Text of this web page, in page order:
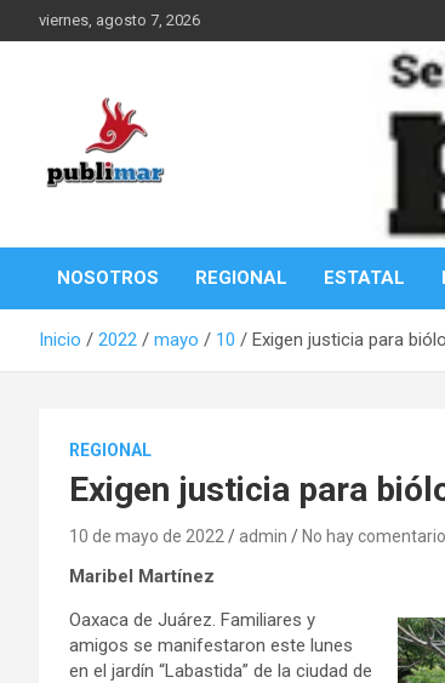
al
viernes, agosto 7, 2026
PubliMar
NOSOTROS REGIONAL ESTATAL
Inicio 2022 mayo 10 Exigen justicia para
REGIONAL
Exigen justicia para
10 de mayo de 2022 admin No hay
Maribel Martínez
Oaxaca de Juárez. Familiares y
amigos se manifestaron este lunes
en el jardín “Labastida” de la ciudad de